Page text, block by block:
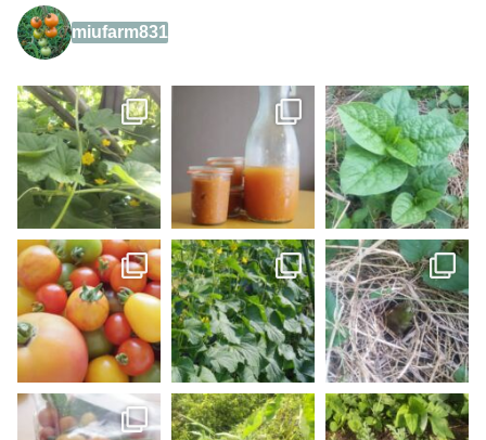
miufarm831